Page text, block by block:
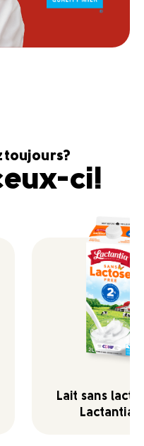
toujours?
ci!
Lait sans
Lactantia